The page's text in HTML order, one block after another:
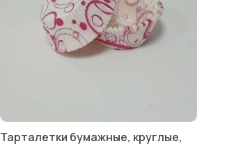
Тарталетки бумажные, круглые,